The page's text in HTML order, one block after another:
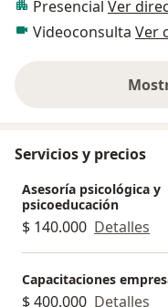
Presencial Ver
Videoconsulta Ver
Servicios y precios
Asesoría psicológica y
psicoeducación
$ 140.000 Detalles
Capacitaciones
$ 400.000 Detalles